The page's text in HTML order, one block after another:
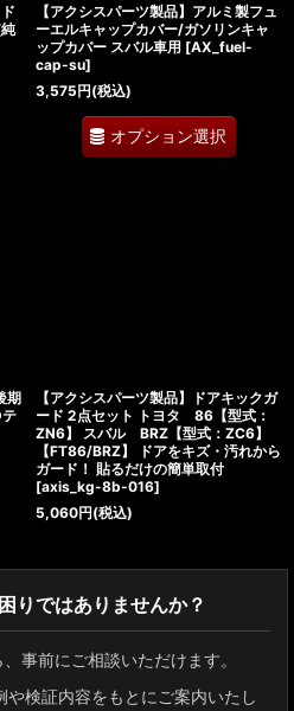
【アクシスパーツ製品】アルミ製フュ
ーエルキャップカバー/ガソリンキャ
ップカバー スバル車用 [AX_fuel-
cap-su]
3,575円(税込)
オプション選択
期
【アクシスパーツ製品】ドアキックガ
ード 2点セット トヨタ 86【型式：
ZN6】 スバル BRZ【型式：ZC6】
【FT86/BRZ】 ドアをキズ・汚れから
ガード！ 貼るだけの簡単取付
[axis_kg-8b-016]
5,060円(税込)
りではありませんか？
事前にご相談いただけます。
検証内容をもとにご案内いたし